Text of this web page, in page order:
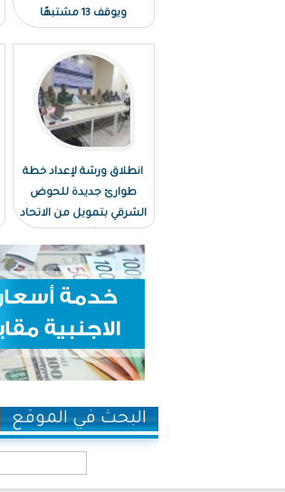
ويوقف 13 مشتبهًا
انطلاق ورشة لإعداد خطة
طوارئ جديدة للحوض
الشرقي بتمويل من الاتحاد
البحث في الموقع